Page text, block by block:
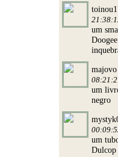
um
um
negro
um
Dulcop